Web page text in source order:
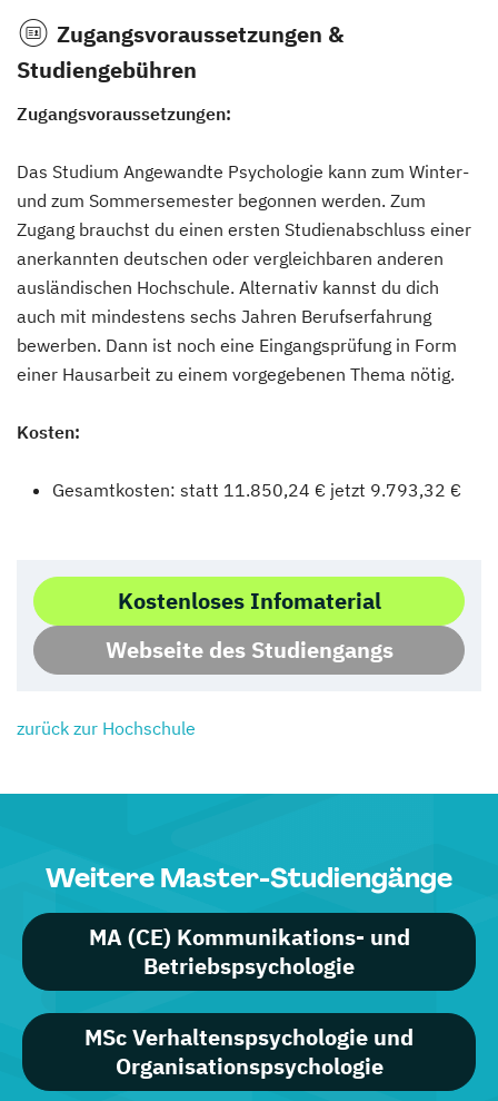
Zugangsvoraussetzungen &
Studiengebühren
Zugangsvoraussetzungen:
Das Studium Angewandte Psychologie kann zum Winter-
und zum Sommersemester begonnen werden. Zum
Zugang brauchst du einen ersten Studienabschluss einer
anerkannten deutschen oder vergleichbaren anderen
ausländischen Hochschule. Alternativ kannst du dich
auch mit mindestens sechs Jahren Berufserfahrung
bewerben. Dann ist noch eine Eingangsprüfung in Form
einer Hausarbeit zu einem vorgegebenen Thema nötig.
Kosten:
Gesamtkosten: statt 11.850,24 € jetzt 9.793,32 €
Kostenloses Infomaterial
Webseite des Studiengangs
zurück zur Hochschule
Weitere Master-Studiengänge
MA (CE) Kommunikations- und
Betriebspsychologie
MSc Verhaltenspsychologie und
Organisationspsychologie